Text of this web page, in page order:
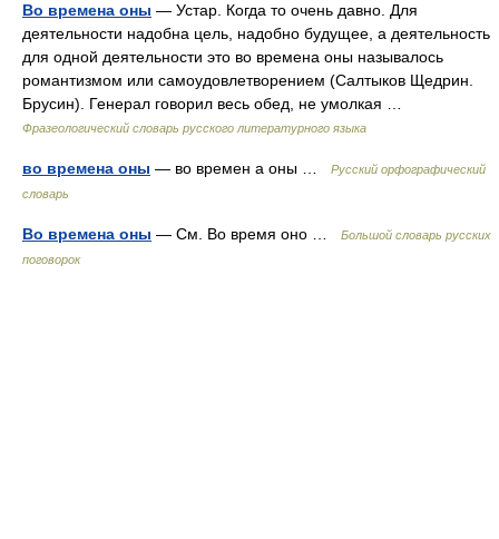
Во времена оны — Устар. Когда то очень давно. Для
деятельности надобна цель, надобно будущее, а деятельность
для одной деятельности это во времена оны называлось
романтизмом или самоудовлетворением (Салтыков Щедрин.
Брусин). Генерал говорил весь обед, не умолкая …
Фразеологический словарь русского литературного языка
во времена оны — во времен а оны …
Русский орфографический
словарь
Во времена оны — См. Во время оно …
Большой словарь русских
поговорок